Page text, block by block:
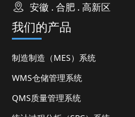
安徽 . 合肥 . 高新区
我们的产品
制造制造（MES）系统
WMS仓储管理系统
QMS质量管理系统